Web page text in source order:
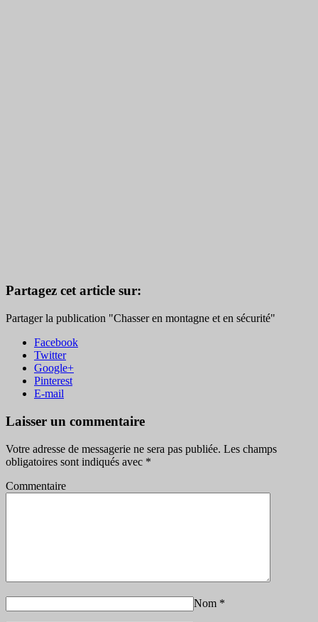
Partagez cet article sur:
Partager la publication "Chasser en montagne et en sécurité"
Facebook
Twitter
Google+
Pinterest
E-mail
Laisser un commentaire
Votre adresse de messagerie ne sera pas publiée. Les champs
obligatoires sont indiqués avec *
Commentaire
Nom *